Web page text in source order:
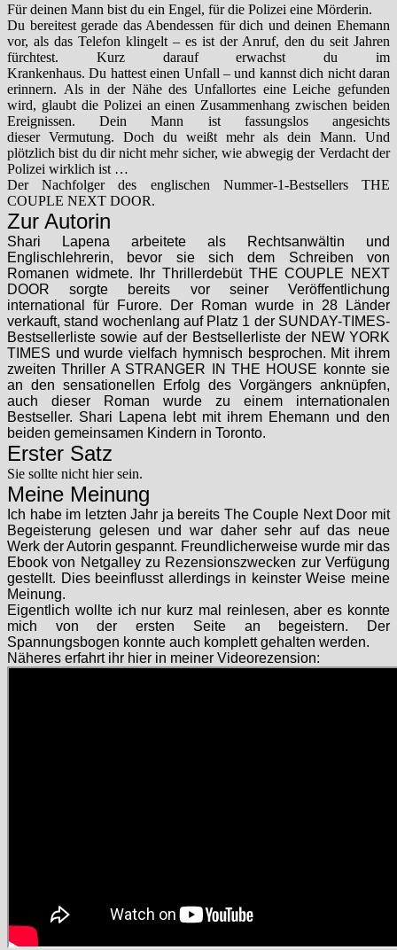
Für deinen Mann bist du ein Engel, für die Polizei eine Mörderin.
Du bereitest gerade das Abendessen für dich und deinen Ehemann
vor, als das Telefon klingelt – es ist der Anruf, den du seit Jahren
fürchtest. Kurz darauf erwachst du im
Krankenhaus. Du hattest einen Unfall – und kannst dich nicht daran
erinnern. Als in der Nähe des Unfallortes eine Leiche gefunden
wird, glaubt die Polizei an einen Zusammenhang zwischen beiden
Ereignissen. Dein Mann ist fassungslos angesichts
dieser Vermutung. Doch du weißt mehr als dein Mann. Und
plötzlich bist du dir nicht mehr sicher, wie abwegig der Verdacht der
Polizei wirklich ist …
Der Nachfolger des englischen Nummer-1-Bestsellers THE
COUPLE NEXT DOOR.
Zur Autorin
Shari Lapena arbeitete als Rechtsanwältin und
Englischlehrerin, bevor sie sich dem Schreiben von
Romanen widmete. Ihr Thrillerdebüt THE COUPLE NEXT
DOOR sorgte bereits vor seiner Veröffentlichung
international für Furore. Der Roman wurde in 28 Länder
verkauft, stand wochenlang auf Platz 1 der SUNDAY-TIMES-
Bestsellerliste sowie auf der Bestsellerliste der NEW YORK
TIMES und wurde vielfach hymnisch besprochen. Mit ihrem
zweiten Thriller A STRANGER IN THE HOUSE konnte sie
an den sensationellen Erfolg des Vorgängers anknüpfen,
auch dieser Roman wurde zu einem internationalen
Bestseller. Shari Lapena lebt mit ihrem Ehemann und den
beiden gemeinsamen Kindern in Toronto.
Erster Satz
Sie sollte nicht hier sein.
Meine Meinung
Ich habe im letzten Jahr ja bereits The Couple Next Door mit
Begeisterung gelesen und war daher sehr auf das neue
Werk der Autorin gespannt. Freundlicherweise wurde mir das
Ebook von Netgalley zu Rezensionszwecken zur Verfügung
gestellt. Dies beeinflusst allerdings in keinster Weise meine
Meinung.
Eigentlich wollte ich nur kurz mal reinlesen, aber es konnte
mich von der ersten Seite an begeistern. Der
Spannungsbogen konnte auch komplett gehalten werden.
Näheres erfahrt ihr hier in meiner Videorezension: